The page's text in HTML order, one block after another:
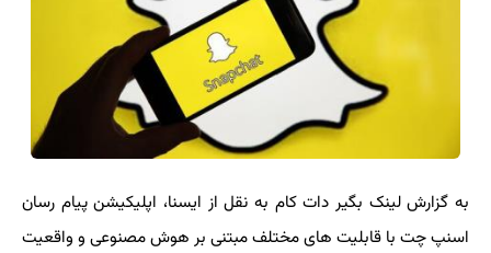
به گزارش لینک بگیر دات کام به نقل از ایسنا، اپلیکیشن پیام رسان
اسنپ چت با قابلیت های مختلف مبتنی بر هوش مصنوعی و واقعیت